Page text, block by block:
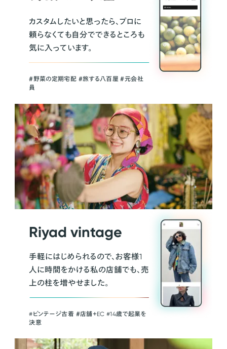
カスタムしたいと思ったら、プロに
頼らなくても自分でできるところも
気に入っています。
＃野菜の定期宅配 ＃旅する八百屋 ＃元会社
員
Riyad vintage
手軽にはじめられるので、お客様1
人に時間をかける私の店舗でも、売
上の柱を増やせました。
#ビンテージ古着 ＃店舗＋EC #14歳で起業を
決意